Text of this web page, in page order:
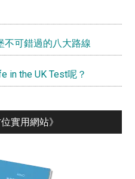
不可錯過的八大路線
in the UK Test呢？
實⽤網站》